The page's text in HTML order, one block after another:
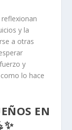
y la
a otras
y
lo hace
EN